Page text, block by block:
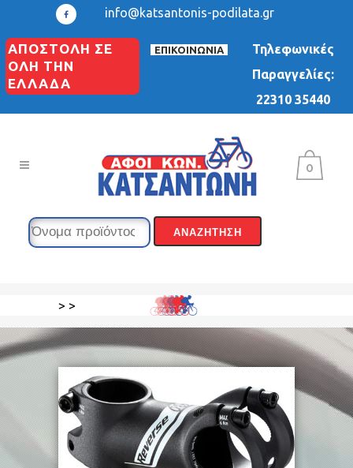
info@katsantonis-podilata.gr
ΑΠΟΣΤΟΛΗ ΣΕ
ΟΛΗ ΤΗΝ
ΕΛΛΑΔΑ
ΕΠΙΚΟΙΝΩΝΙΑ
Τηλεφωνικές
Παραγγελίες:
22310 35440
0
> >